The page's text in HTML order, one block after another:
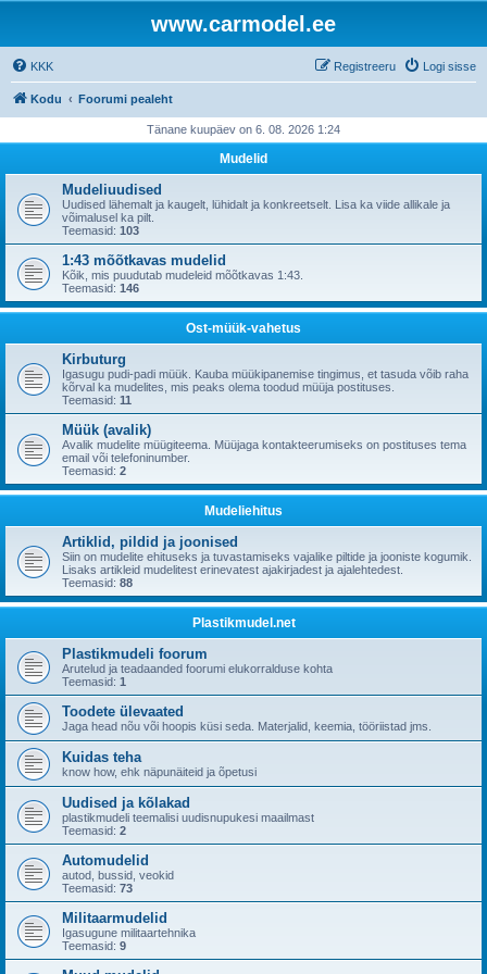
www.carmodel.ee
KKK Logi sisse
Registreeru
Kodu Foorumi pealeht
Tänane kuupäev on 6. 08. 2026 1:24
Mudelid
Mudeliuudised
Uudised lähemalt ja kaugelt, lühidalt ja konkreetselt. Lisa ka viide allikale ja
võimalusel ka pilt.
Teemasid: 103
1:43 mõõtkavas mudelid
Kõik, mis puudutab mudeleid mõõtkavas 1:43.
Teemasid: 146
Ost-müük-vahetus
Kirbuturg
Igasugu pudi-padi müük. Kauba müükipanemise tingimus, et tasuda võib raha
kõrval ka mudelites, mis peaks olema toodud müüja postituses.
Teemasid: 11
Müük (avalik)
Avalik mudelite müügiteema. Müüjaga kontakteerumiseks on postituses tema
email või telefoninumber.
Teemasid: 2
Mudeliehitus
Artiklid, pildid ja joonised
Siin on mudelite ehituseks ja tuvastamiseks vajalike piltide ja jooniste kogumik.
Lisaks artikleid mudelitest erinevatest ajakirjadest ja ajalehtedest.
Teemasid: 88
Plastikmudel.net
Plastikmudeli foorum
Arutelud ja teadaanded foorumi elukorralduse kohta
Teemasid: 1
Toodete ülevaated
Jaga head nõu või hoopis küsi seda. Materjalid, keemia, tööriistad jms.
Kuidas teha
know how, ehk näpunäiteid ja õpetusi
Uudised ja kõlakad
plastikmudeli teemalisi uudisnupukesi maailmast
Teemasid: 2
Automudelid
autod, bussid, veokid
Teemasid: 73
Militaarmudelid
Igasugune militaartehnika
Teemasid: 9